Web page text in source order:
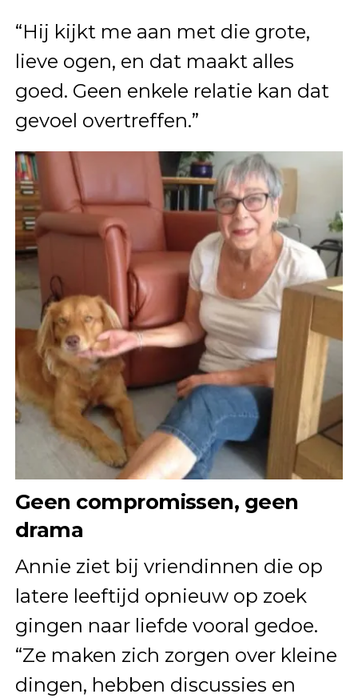
“Hij kijkt me aan met die grote,
lieve ogen, en dat maakt alles
goed. Geen enkele relatie kan dat
gevoel overtreffen.”
Geen compromissen, geen
drama
Annie ziet bij vriendinnen die op
latere leeftijd opnieuw op zoek
gingen naar liefde vooral gedoe.
“Ze maken zich zorgen over kleine
dingen, hebben discussies en